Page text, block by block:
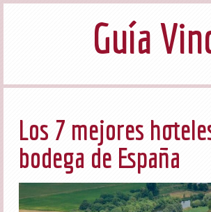
Guía
Los 7 mejores
bodega de España